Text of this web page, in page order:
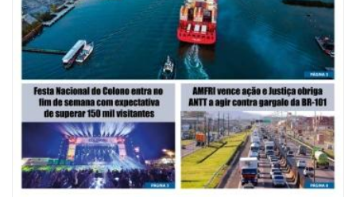
06/08/2026 | 10:02
Audiência pública debate Programa Municipal de Habitação de Interesse
Social em Itajaí